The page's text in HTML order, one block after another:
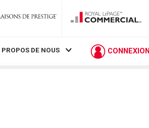
PROPOS DE NOUS CONNEXION